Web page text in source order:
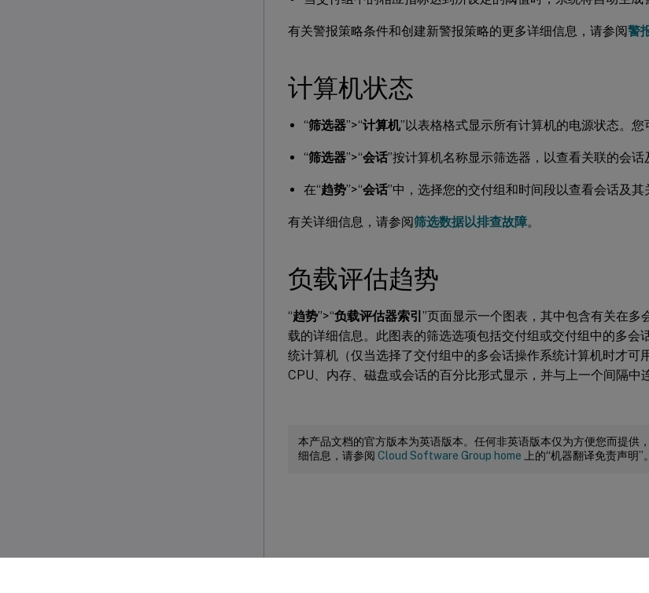
有关警报策略条件和创建新警报策略的更多详细信息，请参阅警
计算机状态
“筛选器”>“计算机”以表格格式显示所有计算机的电源状态。您
“筛选器”>“会话”按计算机名称显示筛选器，以查看关联的会话
在“趋势”>“会话”中，选择您的交付组和时间段以查看会话及其
有关详细信息，请参阅筛选数据以排查故障。
负载评估趋势
“趋势”>“负载评估器索引 ”页面显示一个图表，其中包含有关在多
载的详细信息。此图表的筛选选项包括交付组或交付组中的多会
统计算机（仅当选择了交付组中的多会话操作系统计算机时才可
CPU、内存、磁盘或会话的百分比形式显示，并与上一个间隔中
本产品文档的官方版本为英语版本。任何非英语版本仅为方便您而提供
细信息，请参阅 Cloud Software Group home 上的“机器翻译免责声明”。